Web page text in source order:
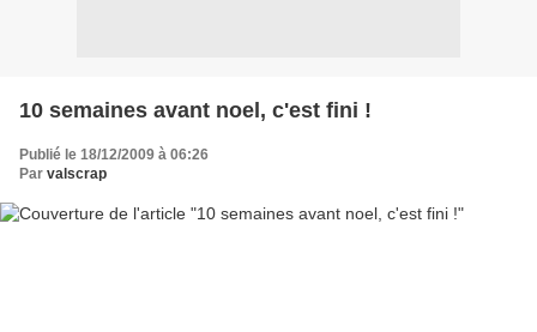
10 semaines avant noel, c'est fini !
Publié le 18/12/2009 à 06:26
Par valscrap